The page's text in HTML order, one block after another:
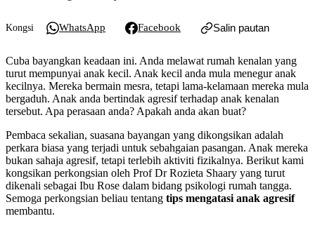
Kongsi WhatsApp Facebook Salin pautan
Cuba bayangkan keadaan ini. Anda melawat rumah kenalan yang
turut mempunyai anak kecil. Anak kecil anda mula menegur anak
kecilnya. Mereka bermain mesra, tetapi lama-kelamaan mereka mula
bergaduh. Anak anda bertindak agresif terhadap anak kenalan
tersebut. Apa perasaan anda? Apakah anda akan buat?
Pembaca sekalian, suasana bayangan yang dikongsikan adalah
perkara biasa yang terjadi untuk sebahgaian pasangan. Anak mereka
bukan sahaja agresif, tetapi terlebih aktiviti fizikalnya. Berikut kami
kongsikan perkongsian oleh Prof Dr Rozieta Shaary yang turut
dikenali sebagai Ibu Rose dalam bidang psikologi rumah tangga.
Semoga perkongsian beliau tentang tips mengatasi anak agresif
membantu.